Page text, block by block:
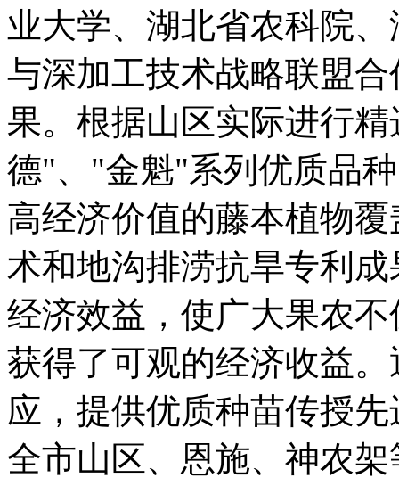
业大学、湖北省农科院
与深加工技术战略联盟
果。根据山区实际进行
德"、"金魁"系列优质品
高经济价值的藤本植物
术和地沟排涝抗旱专利
经济效益，使广大果农
获得了可观的经济收益
应，提供优质种苗传授
全市山区、恩施、神农